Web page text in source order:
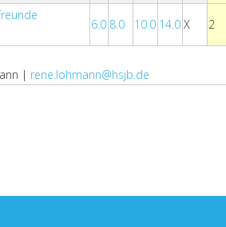
6.0 8.0 10.0 14.0 X 2
| rene.lohmann@hsjb.de